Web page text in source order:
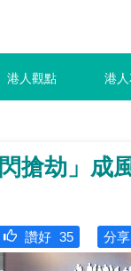
港人觀點 港
搶劫」成
分享
讚好 35